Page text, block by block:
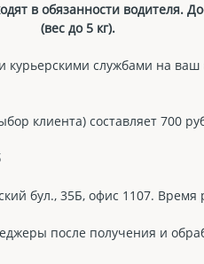
в обязанности водителя.
(вес до 5 кг).
службами на
клиента) составляет 700
бул., 35Б, офис 1107.
после получения и